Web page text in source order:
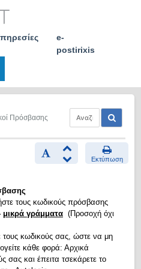
e-
postirixis
Πρόσβασης
Εκτύπωση
τους κωδικούς πρόσβασης
μικρά γράμματα (Προσοχή όχι
κωδικούς σας, ώστε να μη
κάθε φορά: Αρχικά
σας και έπειτα τσεκάρετε το